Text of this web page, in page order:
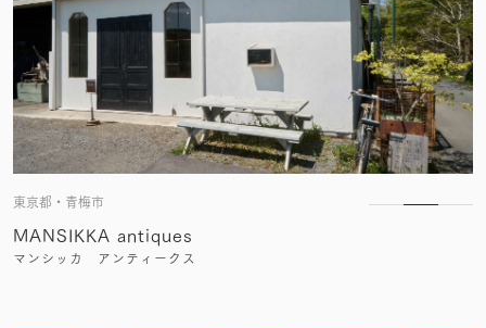
東京都・青梅市
MANSIKKA antiques
マンシッカ アンティークス